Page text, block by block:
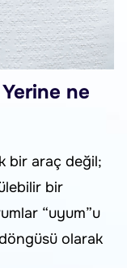
ne
bir araç değil;
bir
“uyum”u
olarak